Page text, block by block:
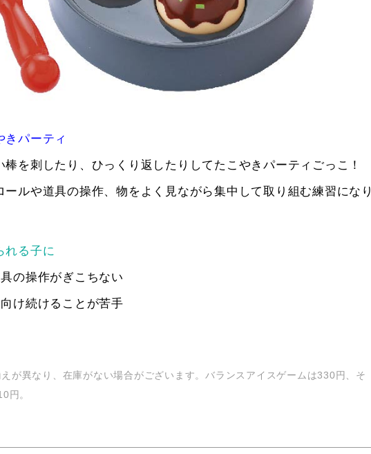
きパーティ
棒を刺したり、ひっくり返したりしてたこやきパーティごっこ！
ールや道具の操作、物をよく見ながら集中して取り組む練習になり
れる子に
の操作がぎこちない
け続けることが苦手
が異なり、在庫がない場合がございます。バランスアイスゲームは330円、そ
円。